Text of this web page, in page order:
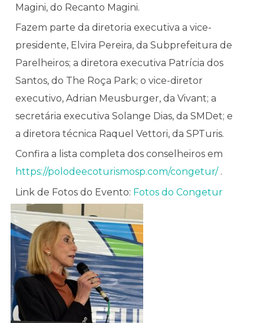
Magini, do Recanto Magini.
Fazem parte da diretoria executiva a vice-
presidente, Elvira Pereira, da Subprefeitura de
Parelheiros; a diretora executiva Patrícia dos
Santos, do The Roça Park; o vice-diretor
executivo, Adrian Meusburger, da Vivant; a
secretária executiva Solange Dias, da SMDet; e
a diretora técnica Raquel Vettori, da SPTuris.
Confira a lista completa dos conselheiros em
https://polodeecoturismosp.com/congetur/.
Link de Fotos do Evento: Fotos do Congetur